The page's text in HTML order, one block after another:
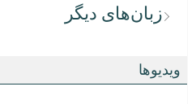
زبان‌های دیگر
ویدیوها